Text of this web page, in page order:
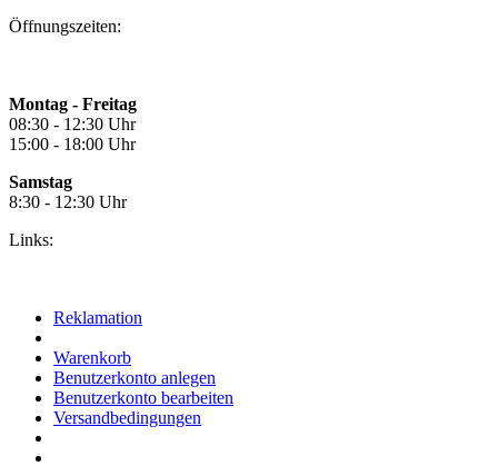
Öffnungszeiten:
Montag - Freitag
08:30 - 12:30 Uhr
15:00 - 18:00 Uhr
Samstag
8:30 - 12:30 Uhr
Links:
Reklamation
Warenkorb
Benutzerkonto anlegen
Benutzerkonto bearbeiten
Versandbedingungen